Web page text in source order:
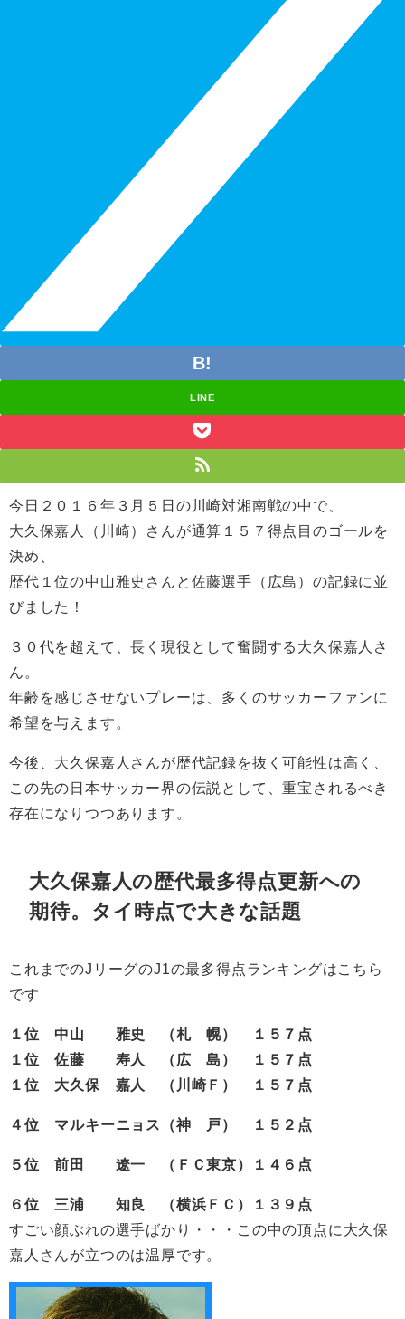
LINE
今日２０１６年３月５日の川崎対湘南戦の中で、
大久保嘉人（川崎）さんが通算１５７得点目のゴールを
決め、
歴代１位の中山雅史さんと佐藤選手（広島）の記録に並
びました！
３０代を超えて、長く現役として奮闘する大久保嘉人さ
ん。
年齢を感じさせないプレーは、多くのサッカーファンに
希望を与えます。
今後、大久保嘉人さんが歴代記録を抜く可能性は高く、
この先の日本サッカー界の伝説として、重宝されるべき
存在になりつつあります。
大久保嘉人の歴代最多得点更新への
期待。タイ時点で大きな話題
これまでのJリーグのJ1の最多得点ランキングはこちら
です
１位 中山 雅史 （札 幌） １５７点
１位 佐藤 寿人 （広 島） １５７点
１位 大久保 嘉人 （川崎Ｆ） １５７点
４位 マルキーニョス（神 戸） １５２点
５位 前田 遼一 （ＦＣ東京）１４６点
６位 三浦 知良 （横浜ＦＣ）１３９点
すごい顔ぶれの選手ばかり・・・この中の頂点に大久保
嘉人さんが立つのは温厚です。